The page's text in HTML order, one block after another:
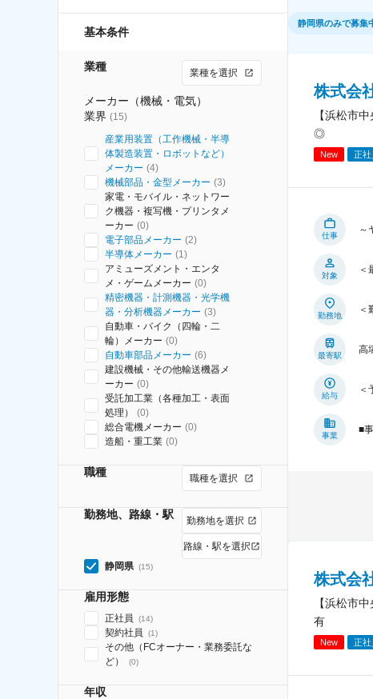
基本条件
業種 業種を選択
メーカー（機械・電気）
業界 (15)
産業用装置（工作機械・半導
体製造装置・ロボットなど）
メーカー (4)
機械部品・金型メーカー (3)
家電・モバイル・ネットワー
ク機器・複写機・プリンタメ
ーカー (0)
電子部品メーカー (2)
半導体メーカー (1)
アミューズメント・エンタ
メ・ゲームメーカー (0)
精密機器・計測機器・光学機
器・分析機器メーカー (3)
自動車・バイク（四輪・二
輪）メーカー (0)
自動車部品メーカー (6)
建設機械・その他輸送機器メ
ーカー (0)
受託加工業（各種加工・表面
処理）
(0)
総合電機メーカー (0)
造船・重工業 (0)
職種 職種を選択
勤務地、路線・駅 勤務地を選択
路線・駅を選択
静岡県 (15)
雇用形態
正社員 (14)
契約社員 (1)
その他（FCオーナー・業務委託な
ど）
(0)
年収
静岡県のみで募集
株式会
【浜松市
◎
New 正社
仕事
～
対象
＜
勤務地
＜
最寄駅
高
給与
＜
事業
■
株式会
【浜松市
有
New 正社